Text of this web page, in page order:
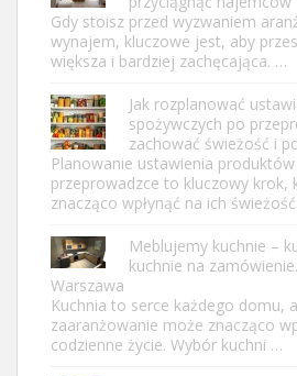
Gdy stoisz przed wyzwaniem
wynajem, kluczowe jest, aby
większa i bardziej zachęcająca. …
Jak rozplanować
spożywczych po
zachować świeżość i
Planowanie ustawienia
przeprowadzce to kluczowy krok,
znacząco wpłynąć na ich
Meblujemy kuchnie –
kuchnie na
Warszawa
Kuchnia to serce każdego domu,
zaaranżowanie może znacząco
codzienne życie. Wybór kuchni …